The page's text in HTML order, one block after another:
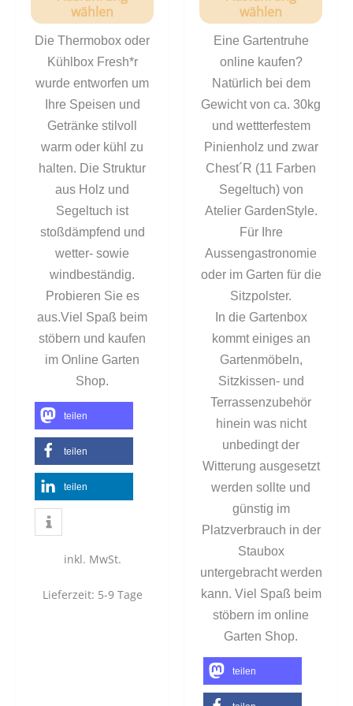
wählen
Die Thermobox oder
Kühlbox Fresh*r
wurde entworfen um
Ihre Speisen und
Getränke stilvoll
warm oder kühl zu
halten. Die Struktur
aus Holz und
Segeltuch ist
stoßdämpfend und
wetter- sowie
windbeständig.
Probieren Sie es
aus.Viel Spaß beim
stöbern und kaufen
im Online Garten
Shop.
teilen
teilen
teilen
inkl. MwSt.
Lieferzeit: 5-9 Tage
wählen
Eine Gartentruhe
online kaufen?
Natürlich bei dem
Gewicht von ca. 30kg
und wettterfestem
Pinienholz und zwar
Chest´R (11 Farben
Segeltuch) von
Atelier GardenStyle.
Für Ihre
Aussengastronomie
oder im Garten für die
Sitzpolster.
In die Gartenbox
kommt einiges an
Gartenmöbeln,
Sitzkissen- und
Terrassenzubehör
hinein was nicht
unbedingt der
Witterung ausgesetzt
werden sollte und
günstig im
Platzverbrauch in der
Staubox
untergebracht werden
kann. Viel Spaß beim
stöbern im online
Garten Shop.
teilen